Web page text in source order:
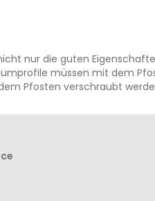
nur die guten
müssen mit dem
Pfosten verschraubt